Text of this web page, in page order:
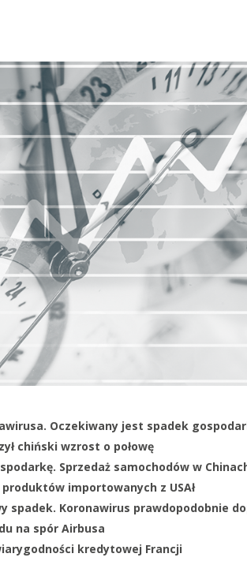
Oczekiwany jest spadek
chiński wzrost o połowę
Sprzedaż samochodów w
importowanych z USAł
spadek. Koronawirus prawdopodobnie
na spór Airbusa
kredytowej Francji